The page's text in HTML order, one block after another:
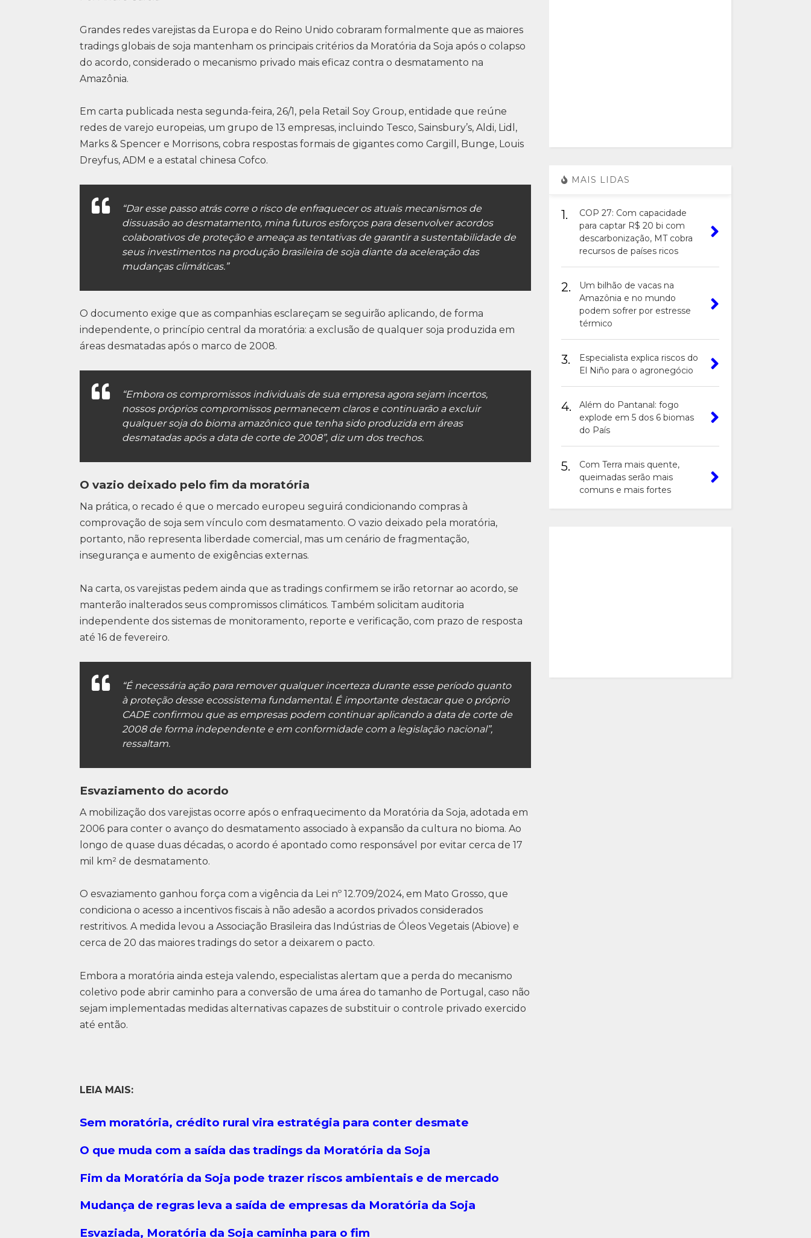
Grandes redes varejistas da Europa e do Reino Unido cobraram formalmente que as maiores
tradings globais de soja mantenham os principais critérios da Moratória da Soja após o colapso
do acordo, considerado o mecanismo privado mais eficaz contra o desmatamento na
Amazônia.
Em carta publicada nesta segunda-feira, 26/1, pela Retail Soy Group, entidade que reúne
redes de varejo europeias, um grupo de 13 empresas, incluindo Tesco, Sainsbury’s, Aldi, Lidl,
Marks & Spencer e Morrisons, cobra respostas formais de gigantes como Cargill, Bunge, Louis
Dreyfus, ADM e a estatal chinesa Cofco.
“Dar esse passo atrás corre o risco de enfraquecer os atuais mecanismos de
dissuasão ao desmatamento, mina futuros esforços para desenvolver acordos
colaborativos de proteção e ameaça as tentativas de garantir a sustentabilidade de
seus investimentos na produção brasileira de soja diante da aceleração das
mudanças climáticas.”
O documento exige que as companhias esclareçam se seguirão aplicando, de forma
independente, o princípio central da moratória: a exclusão de qualquer soja produzida em
áreas desmatadas após o marco de 2008.
“Embora os compromissos individuais de sua empresa agora sejam incertos,
nossos próprios compromissos permanecem claros e continuarão a excluir
qualquer soja do bioma amazônico que tenha sido produzida em áreas
desmatadas após a data de corte de 2008”, diz um dos trechos.
O vazio deixado pelo fim da moratória
Na prática, o recado é que o mercado europeu seguirá condicionando compras à
comprovação de soja sem vínculo com desmatamento. O vazio deixado pela moratória,
portanto, não representa liberdade comercial, mas um cenário de fragmentação,
insegurança e aumento de exigências externas.
Na carta, os varejistas pedem ainda que as tradings confirmem se irão retornar ao acordo, se
manterão inalterados seus compromissos climáticos. Também solicitam auditoria
independente dos sistemas de monitoramento, reporte e verificação, com prazo de resposta
até 16 de fevereiro.
“É necessária ação para remover qualquer incerteza durante esse período quanto
à proteção desse ecossistema fundamental. É importante destacar que o próprio
CADE confirmou que as empresas podem continuar aplicando a data de corte de
2008 de forma independente e em conformidade com a legislação nacional”,
ressaltam.
Esvaziamento do acordo
A mobilização dos varejistas ocorre após o enfraquecimento da Moratória da Soja, adotada em
2006 para conter o avanço do desmatamento associado à expansão da cultura no bioma. Ao
longo de quase duas décadas, o acordo é apontado como responsável por evitar cerca de 17
mil km² de desmatamento.
O esvaziamento ganhou força com a vigência da Lei nº 12.709/2024, em Mato Grosso, que
condiciona o acesso a incentivos fiscais à não adesão a acordos privados considerados
restritivos. A medida levou a Associação Brasileira das Indústrias de Óleos Vegetais (Abiove) e
cerca de 20 das maiores tradings do setor a deixarem o pacto.
Embora a moratória ainda esteja valendo, especialistas alertam que a perda do mecanismo
coletivo pode abrir caminho para a conversão de uma área do tamanho de Portugal, caso não
sejam implementadas medidas alternativas capazes de substituir o controle privado exercido
até então.
LEIA MAIS:
Sem moratória, crédito rural vira estratégia para conter desmate
O que muda com a saída das tradings da Moratória da Soja
Fim da Moratória da Soja pode trazer riscos ambientais e de mercado
Mudança de regras leva a saída de empresas da Moratória da Soja
Esvaziada, Moratória da Soja caminha para o fim
MAIS LIDAS
1.
COP 27: Com capacidade
para captar R$ 20 bi com
descarbonização, MT cobra
recursos de países ricos
2.
Um bilhão de vacas na
Amazônia e no mundo
podem sofrer por estresse
térmico
3.
Especialista explica riscos do
El Niño para o agronegócio
4.
Além do Pantanal: fogo
explode em 5 dos 6 biomas
do País
5.
Com Terra mais quente,
queimadas serão mais
comuns e mais fortes